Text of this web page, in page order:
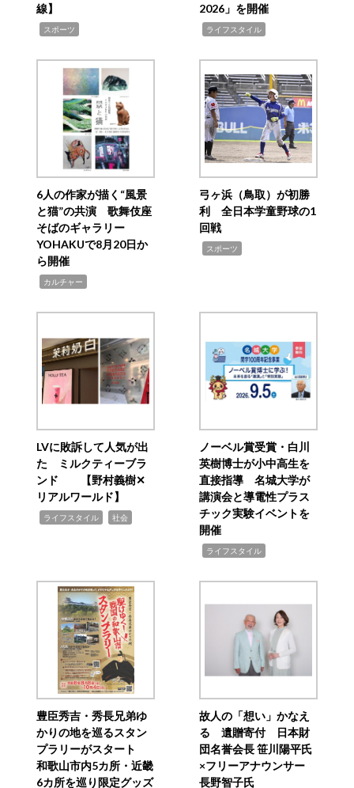
線】
スポーツ
2026」を開催
ライフスタイル
6人の作家が描く“風景
と猫”の共演 歌舞伎座
そばのギャラリー
YOHAKUで8月20日か
ら開催
カルチャー
弓ヶ浜（鳥取）が初勝
利 全日本学童野球の1
回戦
スポーツ
LVに敗訴して人気が出
た ミルクティーブラ
ンド 【野村義樹✕
リアルワールド】
ライフスタイル 社会
ノーベル賞受賞・白川
英樹博士が小中高生を
直接指導 名城大学が
講演会と導電性プラス
チック実験イベントを
開催
ライフスタイル
豊臣秀吉・秀長兄弟ゆ
かりの地を巡るスタン
プラリーがスタート
和歌山市内5カ所・近畿
6カ所を巡り限定グッズ
故人の「想い」かなえ
る 遺贈寄付 日本財
団名誉会長 笹川陽平氏
×フリーアナウンサー
長野智子氏